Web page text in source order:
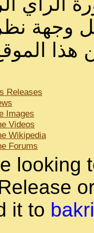
وجهة نظر
Releases
Images
Videos
Wikipedia
Forums
looking
it to